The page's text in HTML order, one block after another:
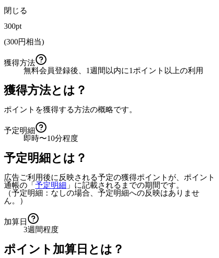
閉じる
300pt
(300円相当)
獲得方法
無料会員登録後、1週間以内に1ポイント以上の利用
獲得方法とは？
ポイントを獲得する方法の概略です。
予定明細
即時〜10分程度
予定明細とは？
広告ご利用後に反映される予定の獲得ポイントが、ポイント
通帳の「 予定明細 」に記載されるまでの期間です。
（予定明細：なしの場合、予定明細への反映はありませ
ん。）
加算日
3週間程度
ポイント加算日とは？